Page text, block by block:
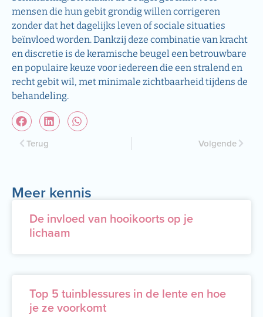
mensen die hun gebit grondig willen corrigeren
zonder dat het dagelijks leven of sociale situaties
beïnvloed worden. Dankzij deze combinatie van kracht
en discretie is de keramische beugel een betrouwbare
en populaire keuze voor iedereen die een stralend en
recht gebit wil, met minimale zichtbaarheid tijdens de
behandeling.
Terug Volgende
Meer kennis
De invloed van hooikoorts op je
lichaam
Top 5 tuinblessures in de lente en hoe
je ze voorkomt